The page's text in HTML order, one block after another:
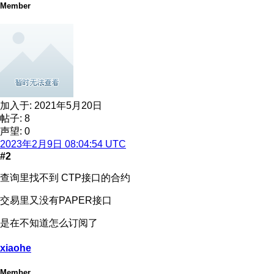
Member
加入于: 2021年5月20日
帖子: 8
声望: 0
2023年2月9日 08:04:54 UTC
#2
查询里找不到 CTP接口的合约
交易里又没有PAPER接口
是在不知道怎么订阅了
xiaohe